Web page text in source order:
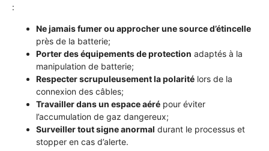
:
Ne jamais fumer ou approcher une source d’étincelle
près de la batterie;
Porter des équipements de protection adaptés à la
manipulation de batterie;
Respecter scrupuleusement la polarité lors de la
connexion des câbles;
Travailler dans un espace aéré pour éviter
l’accumulation de gaz dangereux;
Surveiller tout signe anormal durant le processus et
stopper en cas d’alerte.